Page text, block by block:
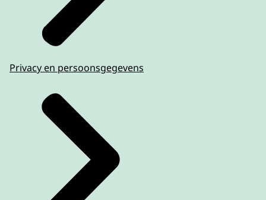
Privacy en persoonsgegevens